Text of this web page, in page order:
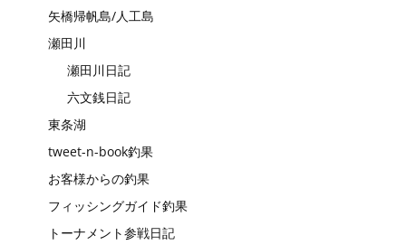
矢橋帰帆島/人工島
瀬田川
瀬田川日記
六文銭日記
東条湖
tweet-n-book釣果
お客様からの釣果
フィッシングガイド釣果
トーナメント参戦日記